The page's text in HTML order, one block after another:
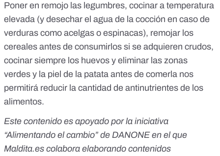
Poner en remojo las legumbres, cocinar a temperatura
elevada (y desechar el agua de la cocción en caso de
verduras como acelgas o espinacas), remojar los
cereales antes de consumirlos si se adquieren crudos,
cocinar siempre los huevos y eliminar las zonas
verdes y la piel de la patata antes de comerla nos
permitirá reducir la cantidad de antinutrientes de los
alimentos.
Este contenido es apoyado por la iniciativa
“Alimentando el cambio” de DANONE en el que
Maldita.es colabora elaborando contenidos